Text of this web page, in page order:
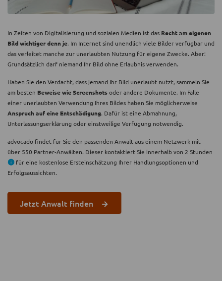
In Zeiten von Digitalisierung und sozialen Medien ist das Recht am eigenen
Bild wichtiger denn je. Im Internet sind unendlich viele Bilder verfügbar und
das verleitet manche zur unerlaubten Nutzung für eigene Zwecke. Aber:
Grundsätzlich darf niemand Ihr Bild ohne Erlaubnis verwenden.
Haben Sie den Verdacht, dass jemand Ihr Bild unerlaubt nutzt, sammeln Sie
am besten Beweise wie Screenshotsoder andere Dokumente. Im Falle
einer unerlaubten Verwendung Ihres Bildes haben Sie möglicherweise
Anspruch auf eine Entschädigung. Dafür ist eine Abmahnung,
Unterlassungserklärung oder einstweilige Verfügung notwendig.
advocado findet für Sie den passenden Anwalt aus einem Netzwerk mit
über 550 Partner-Anwälten. Dieser kontaktiert Sie innerhalb von 2 Stunden
für eine kostenlose Ersteinschätzung Ihrer Handlungsoptionen und
Erfolgsaussichten.
Jetzt Anwalt finden